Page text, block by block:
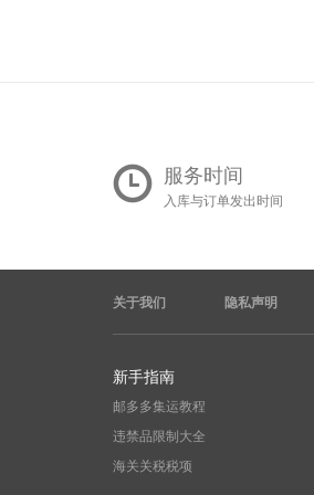
服务时间
入库与订单发出时间
关于我们 隐私声明
新手指南
邮多多集运教程
违禁品限制大全
海关关税税项